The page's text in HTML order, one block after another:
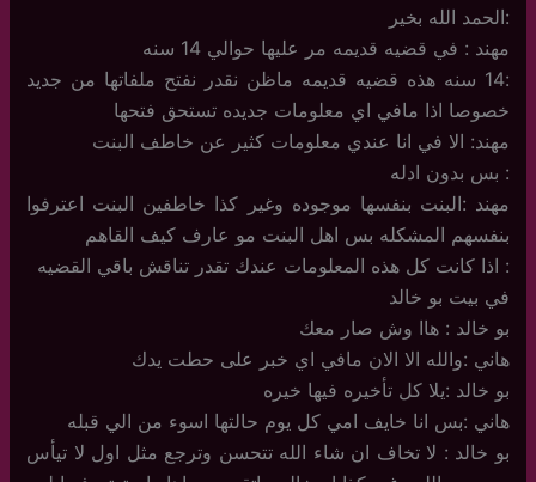
:الحمد الله بخير
مهند : في قضيه قديمه مر عليها حوالي 14 سنه
:14 سنه هذه قضيه قديمه ماظن نقدر نفتح ملفاتها من جديد
خصوصا اذا مافي اي معلومات جديده تستحق فتحها
مهند: الا في انا عندي معلومات كثير عن خاطف البنت
: بس بدون ادله
مهند :البنت بنفسها موجوده وغير كذا خاطفين البنت اعترفوا
بنفسهم المشكله بس اهل البنت مو عارف كيف القاهم
: اذا كانت كل هذه المعلومات عندك تقدر تناقش باقي القضيه
في بيت بو خالد
بو خالد : هاا وش صار معك
هاني :والله الا الان مافي اي خبر على حطت يدك
بو خالد :يلا كل تأخيره فيها خيره
هاني :بس انا خايف امي كل يوم حالتها اسوء من الي قبله
بو خالد : لا تخاف ان شاء الله تتحسن وترجع مثل اول لا تيأس